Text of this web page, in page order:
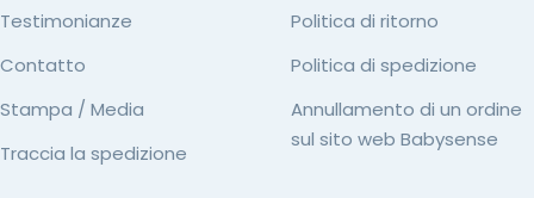
Testimonianze
Contatto
Stampa / Media
Traccia la spedizione
Politica di ritorno
Politica di spedizione
Annullamento di un ordine
sul sito web Babysense